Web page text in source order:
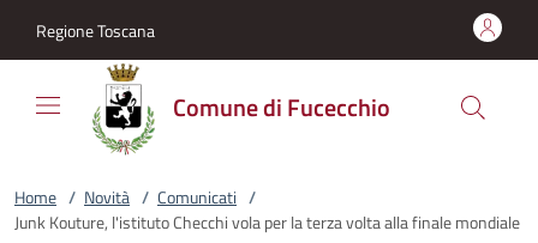
Regione Toscana
Comune di Fucecchio
Home / Novità / Comunicati /
Junk Kouture, l'istituto Checchi vola per la terza volta alla finale mondiale